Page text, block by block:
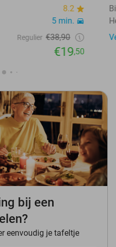
8.2
5 min.
Regulier €38,90
€19,50
bij een
eenvoudig je tafeltje